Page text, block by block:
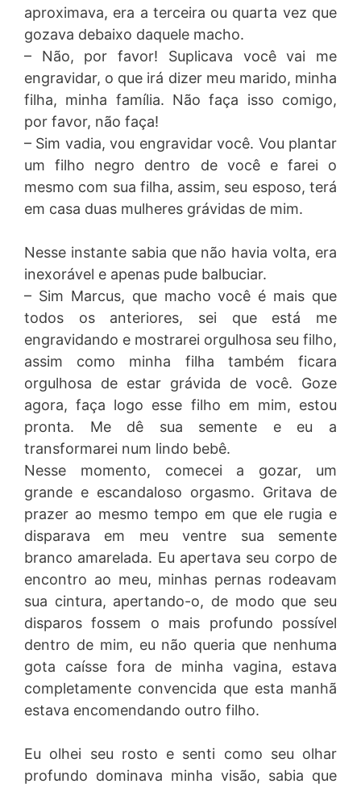
aproximava, era a terceira ou quarta vez que
gozava debaixo daquele macho.
– Não, por favor! Suplicava você vai me
engravidar, o que irá dizer meu marido, minha
filha, minha família. Não faça isso comigo,
por favor, não faça!
– Sim vadia, vou engravidar você. Vou plantar
um filho negro dentro de você e farei o
mesmo com sua filha, assim, seu esposo, terá
em casa duas mulheres grávidas de mim.
Nesse instante sabia que não havia volta, era
inexorável e apenas pude balbuciar.
– Sim Marcus, que macho você é mais que
todos os anteriores, sei que está me
engravidando e mostrarei orgulhosa seu filho,
assim como minha filha também ficara
orgulhosa de estar grávida de você. Goze
agora, faça logo esse filho em mim, estou
pronta. Me dê sua semente e eu a
transformarei num lindo bebê.
Nesse momento, comecei a gozar, um
grande e escandaloso orgasmo. Gritava de
prazer ao mesmo tempo em que ele rugia e
disparava em meu ventre sua semente
branco amarelada. Eu apertava seu corpo de
encontro ao meu, minhas pernas rodeavam
sua cintura, apertando-o, de modo que seu
disparos fossem o mais profundo possível
dentro de mim, eu não queria que nenhuma
gota caísse fora de minha vagina, estava
completamente convencida que esta manhã
estava encomendando outro filho.
Eu olhei seu rosto e senti como seu olhar
profundo dominava minha visão, sabia que